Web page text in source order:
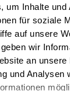
um Inhalte und
für soziale
auf unsere
wir
an unsere
und Analysen